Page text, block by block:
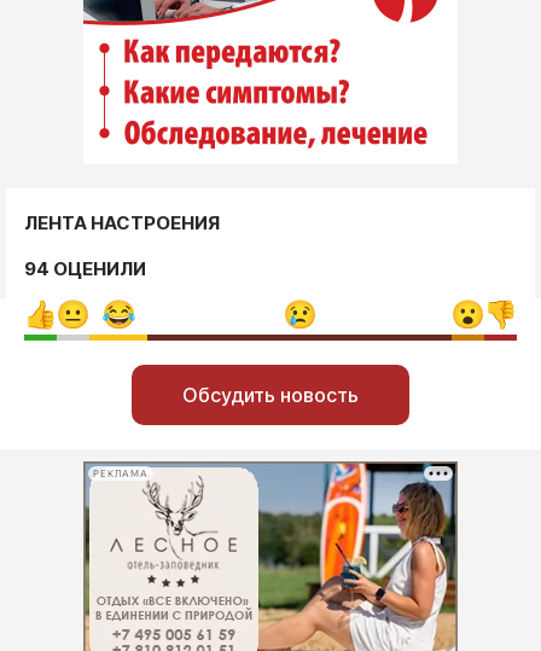
ЛЕНТА НАСТРОЕНИЯ
94 ОЦЕНИЛИ
Обсудить новость
РЕКЛАМА